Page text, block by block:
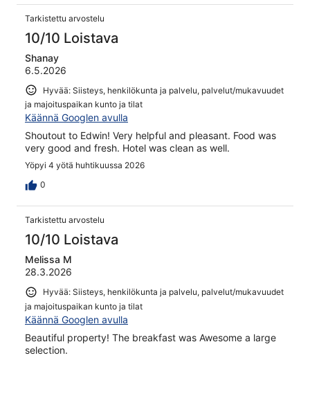
Tarkistettu arvostelu
10/10 Loistava
Shanay
6.5.2026
Hyvää: Siisteys, henkilökunta ja palvelu, palvelut/mukavuudet
ja majoituspaikan kunto ja tilat
Käännä Googlen avulla
Shoutout to Edwin! Very helpful and pleasant. Food was
very good and fresh. Hotel was clean as well.
Yöpyi 4 yötä huhtikuussa 2026
0
Tarkistettu arvostelu
10/10 Loistava
Melissa M
28.3.2026
Hyvää: Siisteys, henkilökunta ja palvelu, palvelut/mukavuudet
ja majoituspaikan kunto ja tilat
Käännä Googlen avulla
Beautiful property! The breakfast was Awesome a large
selection.